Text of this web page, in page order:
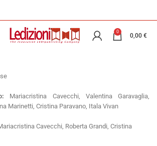
0
0,00 €
Mariacristina Cavecchi, Valentina Garavaglia,
Marinetti, Cristina Paravano, Itala Vivan
Cavecchi, Roberta Grandi, Cristina